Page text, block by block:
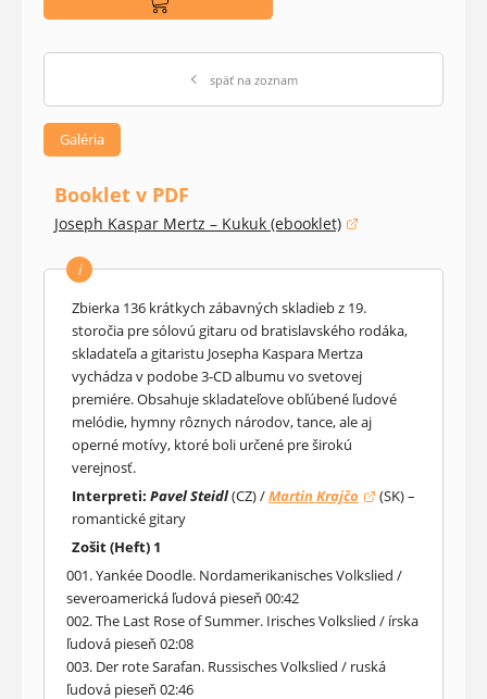
späť na zoznam
Galéria
Booklet v PDF
Joseph Kaspar Mertz – Kukuk (ebooklet)
(otvorí sa v novom okne)
i
Zbierka 136 krátkych zábavných skladieb z 19.
storočia pre sólovú gitaru od bratislavského rodáka,
skladateľa a gitaristu Josepha Kaspara Mertza
vychádza v podobe 3-CD albumu vo svetovej
premiére. Obsahuje skladateľove obľúbené ľudové
melódie, hymny rôznych národov, tance, ale aj
operné motívy, ktoré boli určené pre širokú
verejnosť.
Interpreti: Pavel Steidl(CZ) /Martin Krajčo
(otvorí sa v novom okne)
(SK) –
romantické gitary
Zošit (Heft) 1
001. Yankée Doodle. Nordamerikanisches Volkslied /
severoamerická ľudová pieseň 00:42
002. The Last Rose of Summer. Irisches Volkslied / írska
ľudová pieseň 02:08
003. Der rote Sarafan. Russisches Volkslied / ruská
ľudová pieseň 02:46